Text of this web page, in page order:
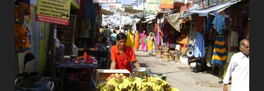
STADT
ZWISCHEN
DEN
BERGEN